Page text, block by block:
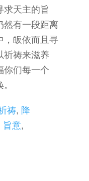
求天主的旨
然有一段距离
，皈依而且寻
祈祷来滋养
你们每一个
祷, 降
旨意,